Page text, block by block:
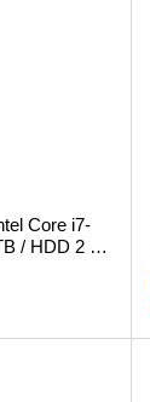
Core i7-
/ HDD 2 TB